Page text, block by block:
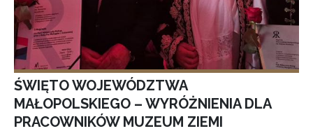
ŚWIĘTO WOJEWÓDZTWA
MAŁOPOLSKIEGO – WYRÓŻNIENIA DLA
PRACOWNIKÓW MUZEUM ZIEMI